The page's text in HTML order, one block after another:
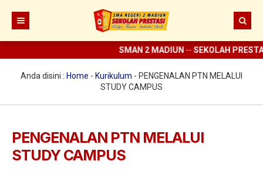
Berita
Sejarah
Ekstrakurikuler
SMAN 2 MADIUN-- SEKOLAH PRESTASI
Anda disini : Home - Kurikulum - PENGENALAN PTN MELALUI
STUDY CAMPUS
PENGENALAN PTN MELALUI
STUDY CAMPUS